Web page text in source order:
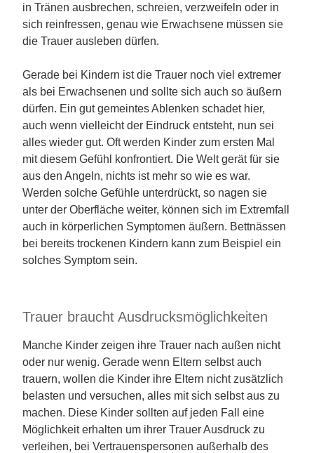
in Tränen ausbrechen, schreien, verzweifeln oder in
sich reinfressen, genau wie Erwachsene müssen sie
die Trauer ausleben dürfen.
Gerade bei Kindern ist die Trauer noch viel extremer
als bei Erwachsenen und sollte sich auch so äußern
dürfen. Ein gut gemeintes Ablenken schadet hier,
auch wenn vielleicht der Eindruck entsteht, nun sei
alles wieder gut. Oft werden Kinder zum ersten Mal
mit diesem Gefühl konfrontiert. Die Welt gerät für sie
aus den Angeln, nichts ist mehr so wie es war.
Werden solche Gefühle unterdrückt, so nagen sie
unter der Oberfläche weiter, können sich im Extremfall
auch in körperlichen Symptomen äußern. Bettnässen
bei bereits trockenen Kindern kann zum Beispiel ein
solches Symptom sein.
Trauer braucht Ausdrucksmöglichkeiten
Manche Kinder zeigen ihre Trauer nach außen nicht
oder nur wenig. Gerade wenn Eltern selbst auch
trauern, wollen die Kinder ihre Eltern nicht zusätzlich
belasten und versuchen, alles mit sich selbst aus zu
machen. Diese Kinder sollten auf jeden Fall eine
Möglichkeit erhalten um ihrer Trauer Ausdruck zu
verleihen, bei Vertrauenspersonen außerhalb des